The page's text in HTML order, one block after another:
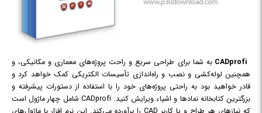
CADprofi به شما برای طراحی سریع و راحت پروژه‌های معماری و مکانیکی، و
همچنین لوله‌کشی و نصب و راه‌اندازی تأسیسات الکتریکی کمک خواهد کرد و
قادر خواهید بود به راحتی پروژه‌های خود را با استفاده از دستورات پیشرفته و
بزرگترین کتابخانه نمادها و اشیاء ویرایش کنید. CADprofi شامل چهار ماژول است